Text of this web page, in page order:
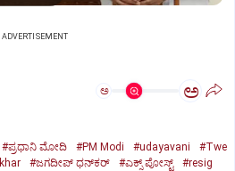
ADVERTISEMENT
ಅ ಅ
#ಪ್ರಧಾನಿ ಮೋದಿ #PM Modi #udayavani
#Twe
#ಜಗದೀಪ್‌ ಧನ್‌ಕರ್‌ #ಎಕ್ಸ್‌ ಪೋಸ್ಟ್
#resig